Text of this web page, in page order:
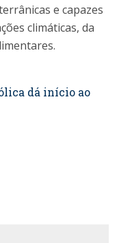
e capazes
climáticas, da
dá início ao